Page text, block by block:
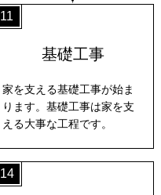
11
基礎工事
家を支える基礎工事が始ま
ります。基礎工事は家を支
える大事な工程です。
14